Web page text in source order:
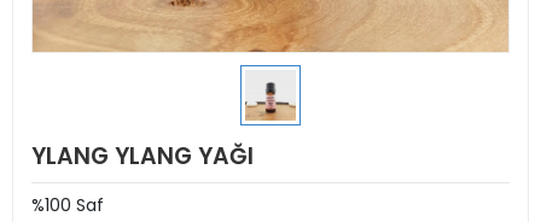
YLANG YLANG YAĞI
%100 Saf